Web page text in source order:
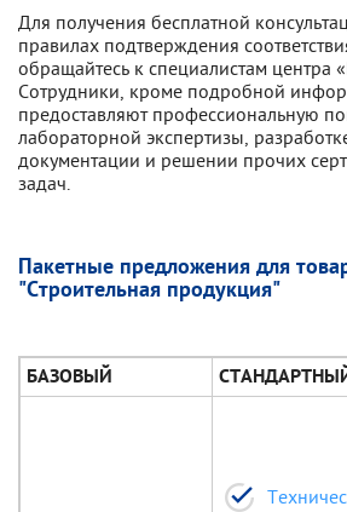
Для получения бесплатной
правилах подтверждения
обращайтесь к специалистам центра
Сотрудники, кроме подробной
предоставляют профессиональную
лабораторной экспертизы,
документации и решении прочих
задач.
Пакетные предложения для
"Строительная продукция"
БАЗОВЫЙ